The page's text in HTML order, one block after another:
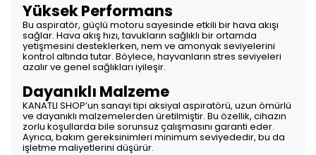
Yüksek Performans
Bu aspiratör, güçlü motoru sayesinde etkili bir hava akışı
sağlar. Hava akış hızı, tavukların sağlıklı bir ortamda
yetişmesini desteklerken, nem ve amonyak seviyelerini
kontrol altında tutar. Böylece, hayvanların stres seviyeleri
azalır ve genel sağlıkları iyileşir.
Dayanıklı Malzeme
KANATLI SHOP’un sanayi tipi aksiyal aspiratörü, uzun ömürlü
ve dayanıklı malzemelerden üretilmiştir. Bu özellik, cihazın
zorlu koşullarda bile sorunsuz çalışmasını garanti eder.
Ayrıca, bakım gereksinimleri minimum seviyededir, bu da
işletme maliyetlerini düşürür.